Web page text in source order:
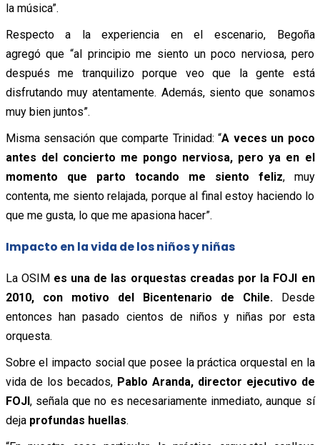
la música”.
Respecto a la experiencia en el escenario, Begoña
agregó que “al principio me siento un poco nerviosa, pero
después me tranquilizo porque veo que la gente está
disfrutando muy atentamente. Además, siento que sonamos
muy bien juntos”.
Misma sensación que comparte Trinidad: “A veces un poco
antes del concierto me pongo nerviosa, pero ya en el
momento que parto tocando me siento feliz, muy
contenta, me siento relajada, porque al final estoy haciendo lo
que me gusta, lo que me apasiona hacer”.
Impacto en la vida de los niños y niñas
La OSIM es una de las orquestas creadas por la FOJI en
2010, con motivo del Bicentenario de Chile. Desde
entonces han pasado cientos de niños y niñas por esta
orquesta.
Sobre el impacto social que posee la práctica orquestal en la
vida de los becados, Pablo Aranda, director ejecutivo de
FOJI, señala que no es necesariamente inmediato, aunque sí
deja profundas huellas.